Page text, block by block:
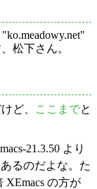
松下さん。
ど、 ここまでと
21.3.50 より
るのだよな。た
XEmacs の方が